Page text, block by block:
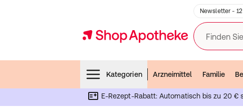
Newsletter -
Finden
Kategorien
Arzneimittel Familie
E-Rezept-Rabatt: Automatisch bis zu 20 €